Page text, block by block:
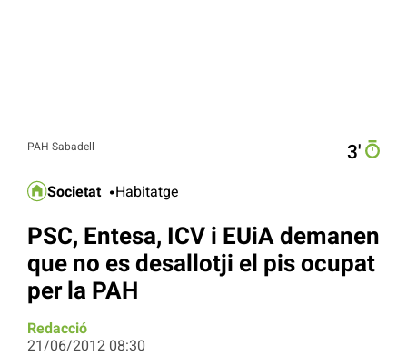
PAH Sabadell 3′
Societat Habitatge
PSC, Entesa, ICV i EUiA demanen
que no es desallotji el pis ocupat
per la PAH
Redacció
21/06/2012 08:30